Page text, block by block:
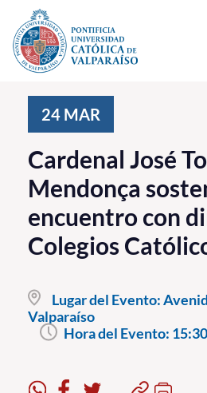
Click acá para ir directamente al
Investigación, Creación e
PUCV Internacional
Vinculación con el Medio
Admisión
Pregrado
Postgrado
24 MAR
Cardenal José
Mendonça
encuentro con
Colegios
Lugar del Evento:
Valparaíso
Hora del Evento: